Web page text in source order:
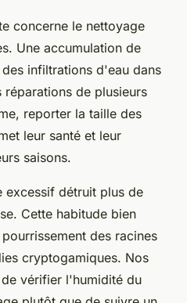
concerne le nettoyage
Une accumulation de
infiltrations d'eau dans
réparations de plusieurs
reporter la taille des
leur santé et leur
saisons.
excessif détruit plus de
Cette habitude bien
des racines
cryptogamiques. Nos
vérifier l'humidité du